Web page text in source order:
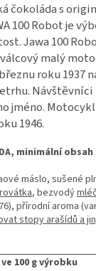
čokoláda s
100 Robot je
Jawa 100
malý
roku 1937
jméno. Motocykl
1946.
minimální
máslo, sušené
, bezvodý
přírodní aroma
stopy arašídů a
100 g výrobku